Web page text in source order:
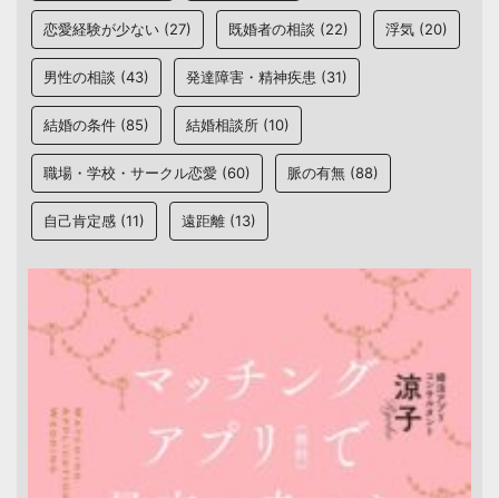
恋愛経験が少ない (27) 既婚者の相談 (22) 浮気 (20)
男性の相談 (43) 発達障害・精神疾患 (31)
結婚の条件 (85) 結婚相談所 (10)
職場・学校・サークル恋愛 (60) 脈の有無 (88)
自己肯定感 (11) 遠距離 (13)